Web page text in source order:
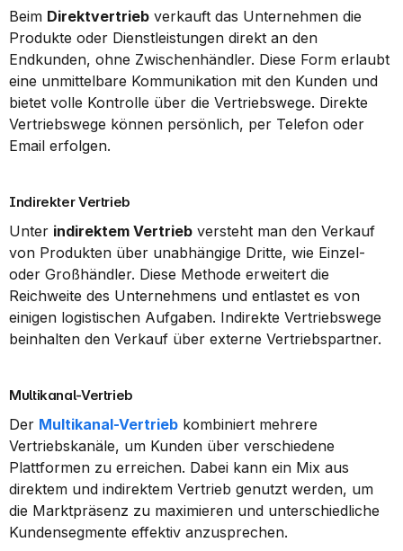
Beim Direktvertrieb verkauft das Unternehmen die
Produkte oder Dienstleistungen direkt an den
Endkunden, ohne Zwischenhändler. Diese Form erlaubt
eine unmittelbare Kommunikation mit den Kunden und
bietet volle Kontrolle über die Vertriebswege. Direkte
Vertriebswege können persönlich, per Telefon oder
Email erfolgen.
Indirekter Vertrieb
Unter indirektem Vertrieb versteht man den Verkauf
von Produkten über unabhängige Dritte, wie Einzel-
oder Großhändler. Diese Methode erweitert die
Reichweite des Unternehmens und entlastet es von
einigen logistischen Aufgaben. Indirekte Vertriebswege
beinhalten den Verkauf über externe Vertriebspartner.
Multikanal-Vertrieb
Der Multikanal-Vertrieb kombiniert mehrere
Vertriebskanäle, um Kunden über verschiedene
Plattformen zu erreichen. Dabei kann ein Mix aus
direktem und indirektem Vertrieb genutzt werden, um
die Marktpräsenz zu maximieren und unterschiedliche
Kundensegmente effektiv anzusprechen.